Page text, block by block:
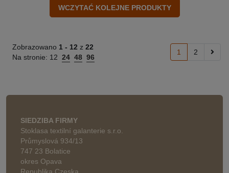
Zobrazowano 1 - 12 z 22
Na stronie: 12 24 48 96
1 2
SIEDZIBA FIRMY
Stoklasa textilní galanterie s.r.o.
Průmyslová 934/13
747 23 Bolatice
okres Opava